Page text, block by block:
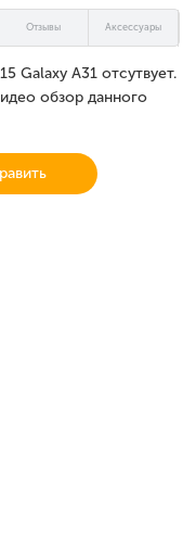
Отзывы Аксессуары
Galaxy A31 отсутвует.
обзор данного